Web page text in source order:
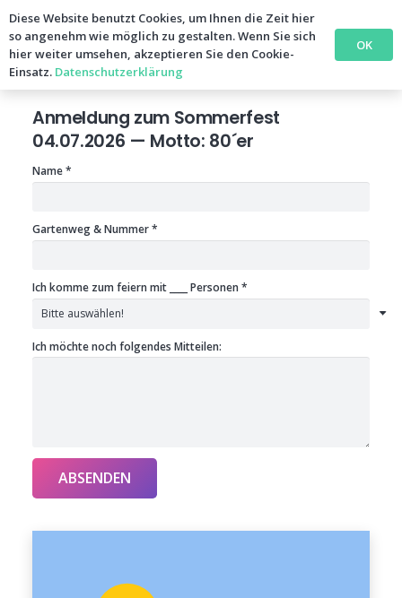
Anmeldung zum Sommerfest 2026
Anmeldung zum Sommerfest
04.07.2026 — Motto: 80´er
Name *
Gartenweg & Nummer *
Ich komme zum feiern mit ____ Personen *
Ich möchte noch folgendes Mitteilen:
ABSENDEN
Diese Website benutzt Cookies, um Ihnen die Zeit hier
so angenehm wie möglich zu gestalten. Wenn Sie sich
hier weiter umsehen, akzeptieren Sie den Cookie-
Einsatz. Datenschutzerklärung
OK